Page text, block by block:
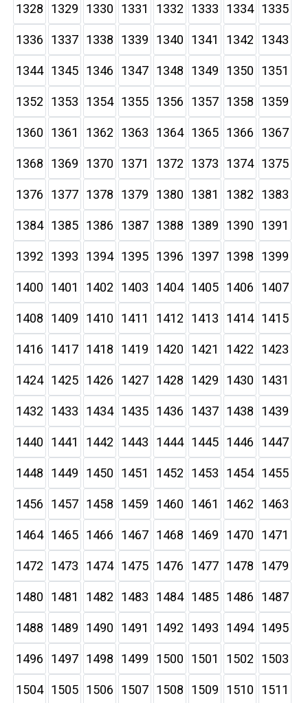
1328 1329 1330 1331 1332 1333 1334 1335
1336 1337 1338 1339 1340 1341 1342 1343
1344 1345 1346 1347 1348 1349 1350 1351
1352 1353 1354 1355 1356 1357 1358 1359
1360 1361 1362 1363 1364 1365 1366 1367
1368 1369 1370 1371 1372 1373 1374 1375
1376 1377 1378 1379 1380 1381 1382 1383
1384 1385 1386 1387 1388 1389 1390 1391
1392 1393 1394 1395 1396 1397 1398 1399
1400 1401 1402 1403 1404 1405 1406 1407
1408 1409 1410 1411 1412 1413 1414 1415
1416 1417 1418 1419 1420 1421 1422 1423
1424 1425 1426 1427 1428 1429 1430 1431
1432 1433 1434 1435 1436 1437 1438 1439
1440 1441 1442 1443 1444 1445 1446 1447
1448 1449 1450 1451 1452 1453 1454 1455
1456 1457 1458 1459 1460 1461 1462 1463
1464 1465 1466 1467 1468 1469 1470 1471
1472 1473 1474 1475 1476 1477 1478 1479
1480 1481 1482 1483 1484 1485 1486 1487
1488 1489 1490 1491 1492 1493 1494 1495
1496 1497 1498 1499 1500 1501 1502 1503
1504 1505 1506 1507 1508 1509 1510 1511